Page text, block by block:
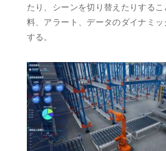
たり、シーンを切り替えたりする
料、アラート、データのダイナミ
する。